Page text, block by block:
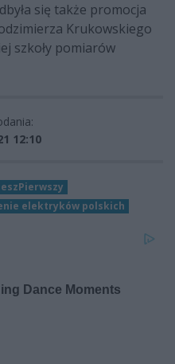
się także promocja
Krukowskiego
szkoły pomiarów
12:10
elektryków polskich